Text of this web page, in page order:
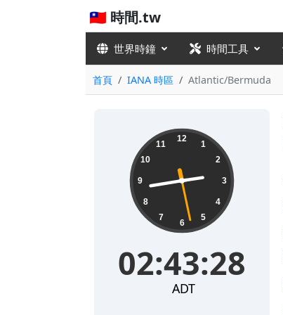
🇹🇼 時間.tw
世界時鐘 時間工具
首頁 IANA 時區 Atlantic/Bermuda
02:43:28 12
1
2
3
4
5
6
7
8
9
10
11
02:43:28
ADT